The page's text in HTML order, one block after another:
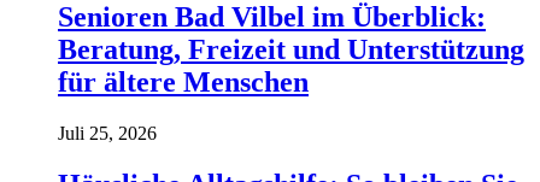
Senioren Bad Vilbel im Überblick:
Beratung, Freizeit und Unterstützung
für ältere Menschen
Juli 25, 2026